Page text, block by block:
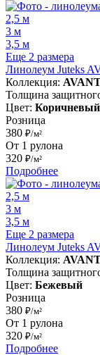
2,5 м
3 м
3,5 м
Еще 2 размера
Линолеум Juteks
Коллекция:
Толщина
Цвет: Коричневый
Розница
380 ₽/м²
От 1 рулона
320 ₽/м²
Подробнее
2,5 м
3 м
3,5 м
Еще 2 размера
Линолеум Juteks
Коллекция:
Толщина
Цвет: Бежевый
Розница
380 ₽/м²
От 1 рулона
320 ₽/м²
Подробнее